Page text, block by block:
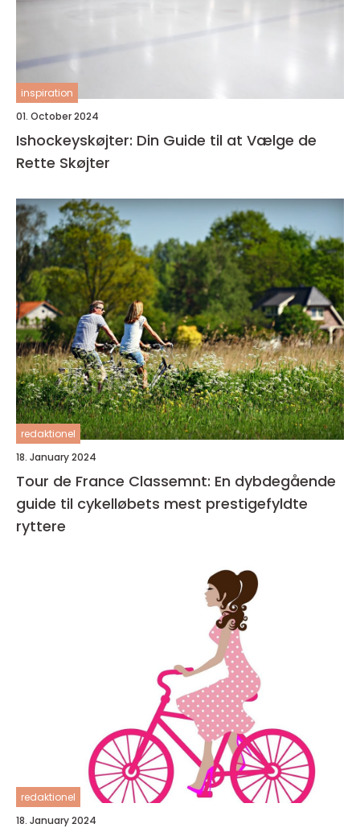
inspiration
01. October 2024
Ishockeyskøjter: Din Guide til at Vælge de
Rette Skøjter
redaktionel
18. January 2024
Tour de France Classemnt: En dybdegående
guide til cykelløbets mest prestigefyldte
ryttere
redaktionel
18. January 2024